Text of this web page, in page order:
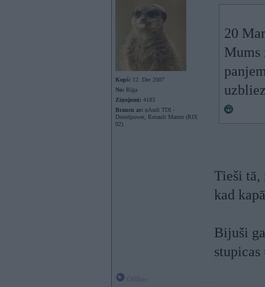
Kopš: 12. Dec 2007
No: Rīga
Ziņojumi: 4183
Braucu ar: ņAudi TDI -
Dieselpower, Renault Master (RIX
02)
20
Mums
Tieši tā,
kad
Bijuši